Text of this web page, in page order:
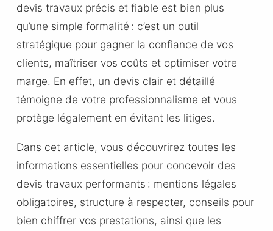
devis travaux précis et fiable est bien plus
qu’une simple formalité : c’est un outil
stratégique pour gagner la confiance de vos
clients, maîtriser vos coûts et optimiser votre
marge. En effet, un devis clair et détaillé
témoigne de votre professionnalisme et vous
protège légalement en évitant les litiges.
Dans cet article, vous découvrirez toutes les
informations essentielles pour concevoir des
devis travaux performants : mentions légales
obligatoires, structure à respecter, conseils pour
bien chiffrer vos prestations, ainsi que les